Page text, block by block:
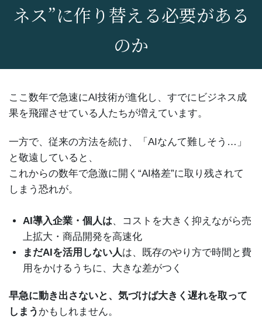
ネス”に作り替える必要がある
のか
ここ数年で急速にAI技術が進化し、すでにビジネス成
果を飛躍させている人たちが増えています。
一方で、従来の方法を続け、「AIなんて難しそう…」
と敬遠していると、
これからの数年で急激に開く“AI格差”に取り残されて
しまう恐れが。
AI導入企業・個人は、コストを大きく抑えながら売
上拡大・商品開発を高速化
まだAIを活用しない人は、既存のやり方で時間と費
用をかけるうちに、大きな差がつく
早急に動き出さないと、気づけば大きく遅れを取って
しまう かもしれません。